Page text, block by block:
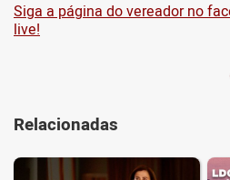
Siga a página do vereador no
live!
Relacionadas